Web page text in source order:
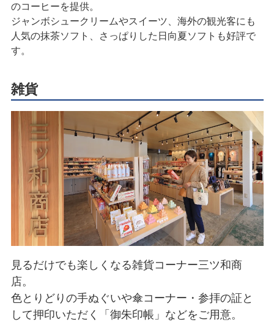
のコーヒーを提供。
ジャンボシュークリームやスイーツ、海外の観光客にも
人気の抹茶ソフト、さっぱりした日向夏ソフトも好評で
す。
雑貨
見るだけでも楽しくなる雑貨コーナー三ツ和商
店。
色とりどりの手ぬぐいや傘コーナー・参拝の証と
して押印いただく「御朱印帳」などをご用意。